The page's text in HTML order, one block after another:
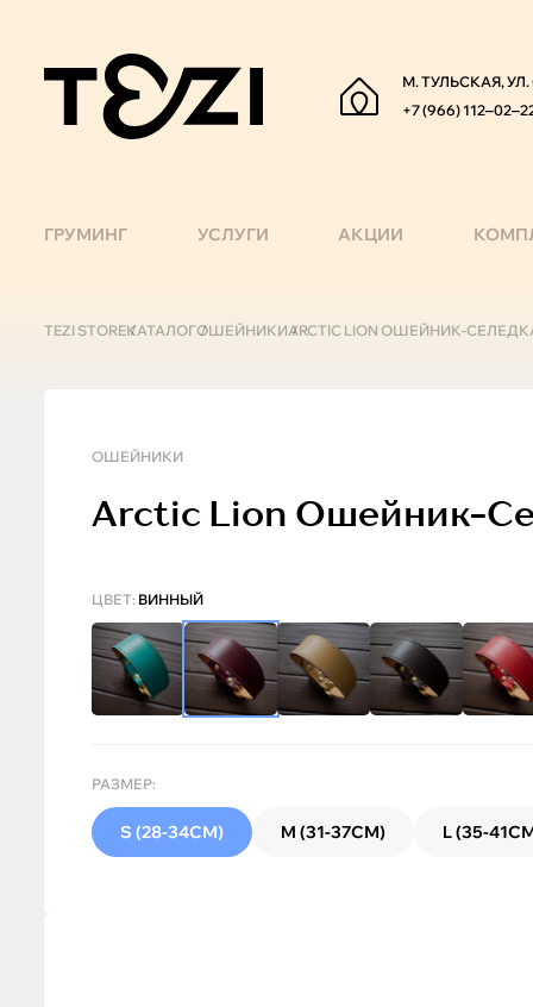
М. ТУЛЬСКАЯ,
+7 (966)
ГРУМИНГ УСЛУГИ АКЦИИ
TEZI STOREКАТАЛОГОШЕЙНИКИARCTIC LION ОШЕЙНИК-
ОШЕЙНИКИ
Arctic Lion Ошейник-
ЦВЕТ: ВИННЫЙ
РАЗМЕР:
S (28-34СМ) M (31-37СМ) L (35-